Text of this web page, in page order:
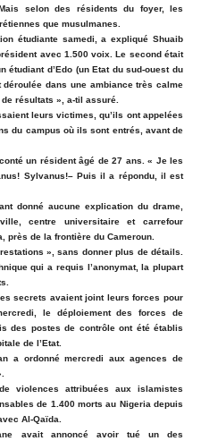
selon des résidents du foyer, les
que musulmanes.
étudiante samedi, a expliqué Shuaib
avec 1.500 voix. Le second était
d’Edo (un Etat du sud-ouest du
déroulée dans une ambiance très calme
résultats », a-til assuré.
leurs victimes, qu’ils ont appelées
du campus où ils sont entrés, avant de
un résident âgé de 27 ans. « Je les
Sylvanus!– Puis il a répondu, il est
donné aucune explication du drame,
centre universitaire et carrefour
près de la frontière du Cameroun.
», sans donner plus de détails.
qui a requis l’anonymat, la plupart
secrets avaient joint leurs forces pour
le déploiement des forces de
des postes de contrôle ont été établis
de l’Etat.
a ordonné mercredi aux agences de
violences attribuées aux islamistes
de 1.400 morts au Nigeria depuis
Al-Qaïda.
avait annoncé avoir tué un des